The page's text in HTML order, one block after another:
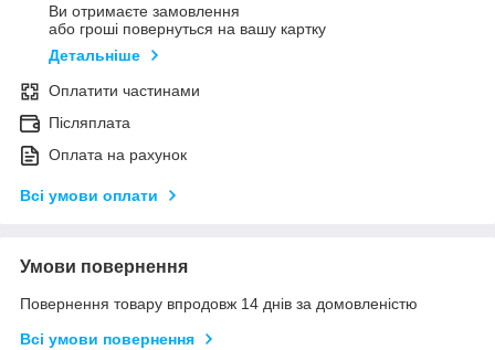
Ви отримаєте замовлення
або гроші повернуться на вашу картку
Детальніше
Оплатити частинами
Післяплата
Оплата на рахунок
Всі умови оплати
Умови повернення
Повернення товару впродовж 14 днів за домовленістю
Всі умови повернення